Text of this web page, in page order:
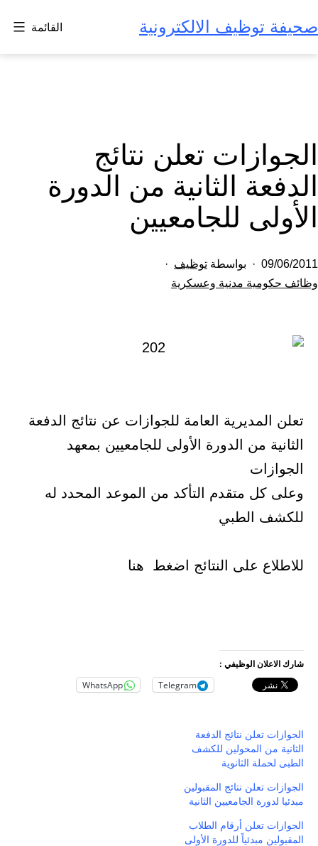
إلى
المحتوى
صحيفة توظيف الالكترونية القائمة
الجوازات تعلن نتائج
الدفعة الثانية من الدورة
الأولى للجامعيين
تم
النشر
09/06/2011 بواسطة توظيف
مصنف
وظائف حكومية مدنية وعسكرية
تعلن المديرية العامة للجوازات عن نتائج الدفعة
الثانية من الدورة الأولى للجامعيين بمعهد
الجوازات
وعلى كل متقدم التأكد من الموعد المحدد له
للكشف الطبي
للاطلاع على النتائج اضغط هنا
شارك الاعلان الوظيفي :
Telegram
WhatsApp
الجوازات تعلن نتائج الدفعة
الثانية من المحولين للكشف
الطبى لحملة الثانوية
الجوازات تعلن نتائج المقبولين
مبدئيا لدورة الجامعيين الثانية
الجوازات تعلن أرقام الطلاب
المقبولين مبدئياً للدورة الأولى